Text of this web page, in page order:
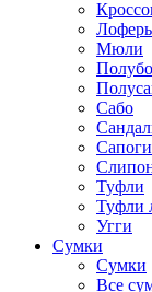
Мюли
Сабо
Сапоги
Туфли
Туфли
Угги
Сумки
Сумки
Все